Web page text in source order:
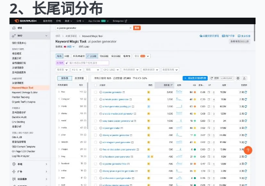
2、长尾词分布